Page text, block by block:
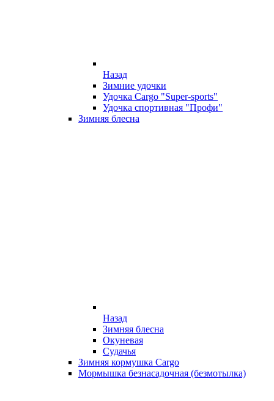
Назад
Зимние удочки
Удочка Cargo "Super-sports"
Удочка спортивная "Профи"
Зимняя блесна
Назад
Зимняя блесна
Окуневая
Судачья
Зимняя кормушка Cargo
Мормышка безнасадочная (безмотылка)